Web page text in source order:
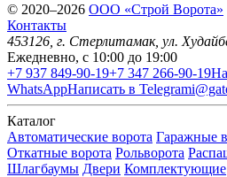
© 2020–2026 OOO «Строй Ворота»
Контакты
453126 , г. Стерлитамак, ул.
Ежедневно, с 10:00 до 19:00
+7 937 849-90-19+7 347 266-90-19
WhatsAppНаписать в Telegram
Каталог
Автоматические ворота Гаражные
Откатные ворота Рольворота
Шлагбаумы Двери Комплектующие